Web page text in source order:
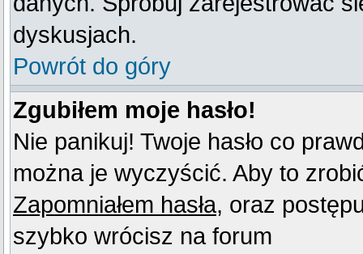
dyskusjach.
Powrót do góry
Zgubiłem moje hasło!
Nie panikuj! Twoje hasło co
można je wyczyścić. Aby to
Zapomniałem hasła, oraz
szybko wrócisz na forum